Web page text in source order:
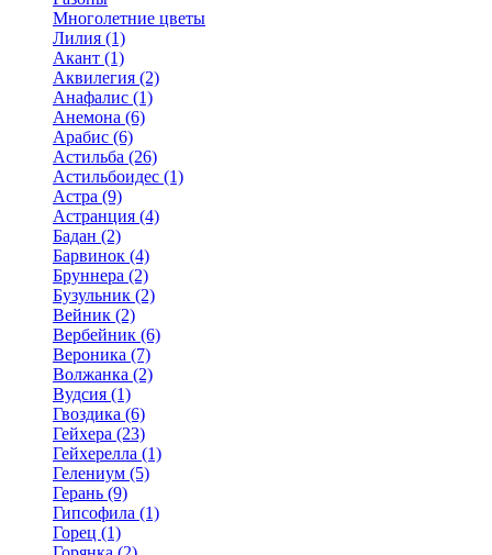
Многолетние цветы
Лилия (1)
Акант (1)
Аквилегия (2)
Анафалис (1)
Анемона (6)
Арабис (6)
Астильба (26)
Астильбоидес (1)
Астра (9)
Астранция (4)
Бадан (2)
Барвинок (4)
Бруннера (2)
Бузульник (2)
Вейник (2)
Вербейник (6)
Вероника (7)
Волжанка (2)
Вудсия (1)
Гвоздика (6)
Гейхера (23)
Гейхерелла (1)
Гелениум (5)
Герань (9)
Гипсофила (1)
Горец (1)